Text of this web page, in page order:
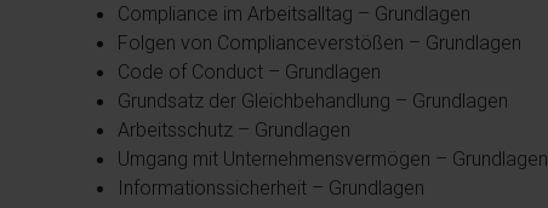
Compliance im Arbeitsalltag – Grundlagen
Folgen von Complianceverstößen – Grundlagen
Code of Conduct – Grundlagen
Grundsatz der Gleichbehandlung – Grundlagen
Arbeitsschutz – Grundlagen
Umgang mit Unternehmensvermögen – Grundlagen
Informationssicherheit – Grundlagen